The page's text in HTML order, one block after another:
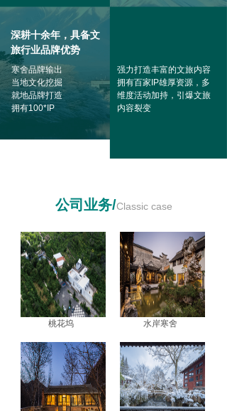
寒舍品牌输出
当地文化挖掘
就地品牌打造
拥有100*IP
强力打造丰富的文旅内容
拥有百家IP雄厚资源，多
维度活动加持，引爆文旅
内容裂变
深耕十余年，具备文
旅行业品牌优势
公司业务/Classic case
桃花坞 水岸寒舍